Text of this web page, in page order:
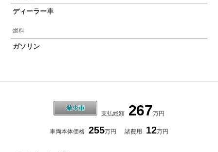
ディーラー車
燃料
ガソリン
支払総額 267万円
車両本体価格 255万円 諸費用 12万円